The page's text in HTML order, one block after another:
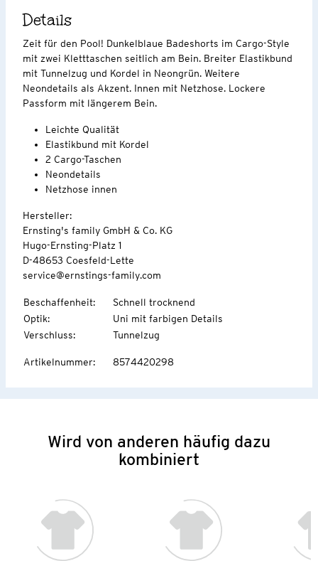
Details
Zeit für den Pool! Dunkelblaue Badeshorts im Cargo-Style
mit zwei Kletttaschen seitlich am Bein. Breiter Elastikbund
mit Tunnelzug und Kordel in Neongrün. Weitere
Neondetails als Akzent. Innen mit Netzhose. Lockere
Passform mit längerem Bein.
Leichte Qualität
Elastikbund mit Kordel
2 Cargo-Taschen
Neondetails
Netzhose innen
Hersteller:
Ernsting's family GmbH & Co. KG
Hugo-Ernsting-Platz 1
D-48653 Coesfeld-Lette
service@ernstings-family.com
Beschaffenheit:
Schnell trocknend
Optik:
Uni mit farbigen Details
Verschluss: Tunnelzug
Artikelnummer: 8574420298
Wird von anderen häufig dazu
kombiniert